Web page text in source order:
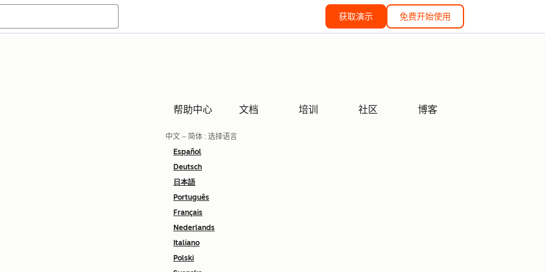
获取演示 免费开始使用
帮助中心 文档 培训 社区 博客
中文 – 简体 : 选择语言
Español
Deutsch
日本語
Português
Français
Nederlands
Italiano
Polski